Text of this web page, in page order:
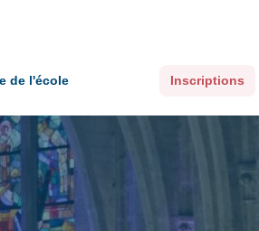
de l'école Inscriptions